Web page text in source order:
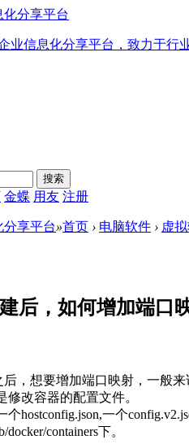
业信息化分享平台，致力于行
搜索
金蝶 用友 注册
享平台»首页 › 电脑软件 › 虚
后，如何增加端口
后，想要增加端口映射，一般
修改容器的配置文件。
hostconfig.json,一个
containers下。